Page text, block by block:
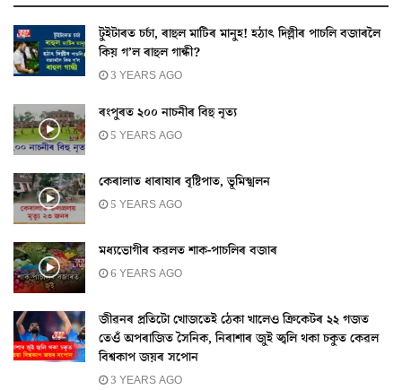
টুইটাৰত চৰ্চা, ৰাহুল মাটিৰ মানুহ! হঠাৎ দিল্লীৰ পাচলি বজাৰলৈ
কিয় গ’ল ৰাহুল গান্ধী?
3 YEARS AGO
ৰংপুৰত ২০০ নাচনীৰ বিহু নৃত্য
5 YEARS AGO
কেৰালাত ধাৰাষাৰ বৃষ্টিপাত, ভূমিস্খলন
5 YEARS AGO
মধ্যভোগীৰ কৱলত শাক-পাচলিৰ বজাৰ
6 YEARS AGO
জীৱনৰ প্ৰতিটো খোজতেই ঠেকা খালেও ক্ৰিকেটৰ ২২ গজত
তেওঁ অপৰাজিত সৈনিক, নিৰাশাৰ জুই জ্বলি থকা চকুত কেৱল
বিশ্বকাপ জয়ৰ সপোন
3 YEARS AGO